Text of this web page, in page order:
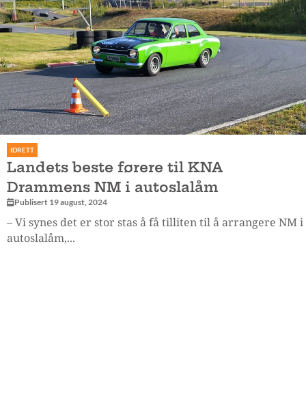
IDRETT
Landets beste førere til KNA
Drammens NM i autoslalåm
Publisert 19 august, 2024
– Vi synes det er stor stas å få tilliten til å arrangere NM i
autoslalåm,...